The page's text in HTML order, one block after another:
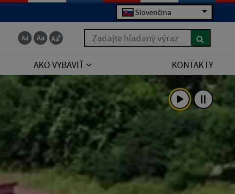
Slovenčina
Zadajte hľadaný výraz
AKO VYBAVIŤ KONTAKTY